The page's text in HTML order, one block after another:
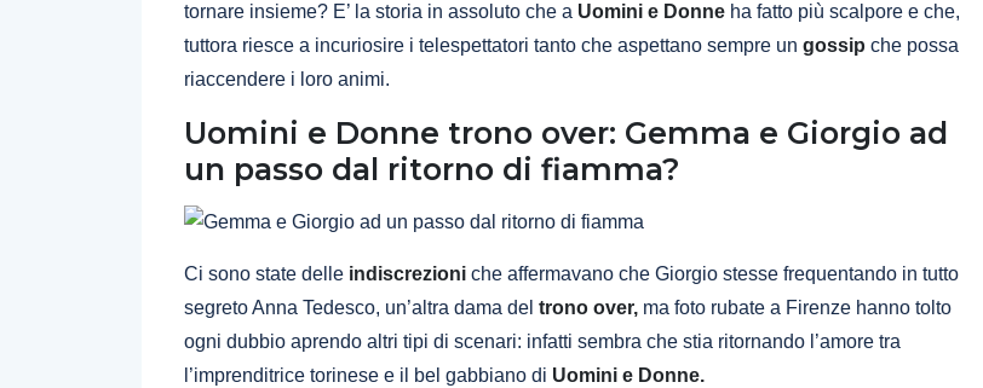
tornare insieme? E’ la storia in assoluto che a Uomini e Donne ha fatto più scalpore e che,
tuttora riesce a incuriosire i telespettatori tanto che aspettano sempre un gossip che possa
riaccendere i loro animi.
Uomini e Donne trono over: Gemma e Giorgio ad
un passo dal ritorno di fiamma?
Ci sono state delle indiscrezioni che affermavano che Giorgio stesse frequentando in tutto
segreto Anna Tedesco, un’altra dama del trono over, ma foto rubate a Firenze hanno tolto
ogni dubbio aprendo altri tipi di scenari: infatti sembra che stia ritornando l’amore tra
l’imprenditrice torinese e il bel gabbiano di Uomini e Donne.